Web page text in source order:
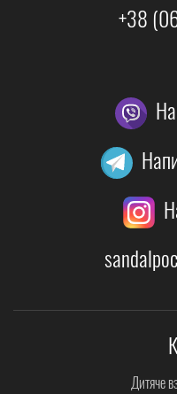
+38
Дитяче